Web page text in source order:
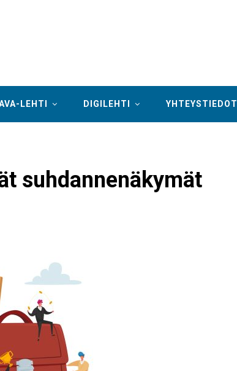
LEHTI DIGILEHTI YHTEYSTIEDOT
suhdannenäkymät